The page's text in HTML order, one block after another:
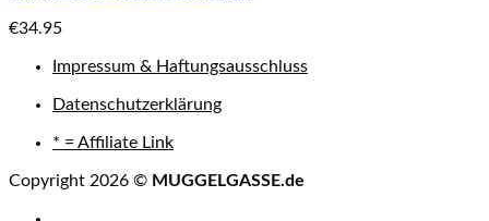
€34.95
Impressum & Haftungsausschluss
Datenschutzerklärung
* = Affiliate Link
Copyright 2026 © MUGGELGASSE.de